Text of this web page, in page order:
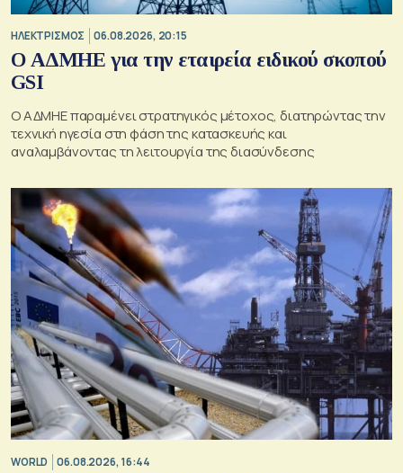
ΗΛΕΚΤΡΙΣΜΟΣ 06.08.2026, 20:15
O ΑΔΜΗΕ για την εταιρεία ειδικού σκοπού
GSI
O ΑΔΜΗΕ παραμένει στρατηγικός μέτοχος, διατηρώντας την
τεχνική ηγεσία στη φάση της κατασκευής και
αναλαμβάνοντας τη λειτουργία της διασύνδεσης
WORLD 06.08.2026, 16:44